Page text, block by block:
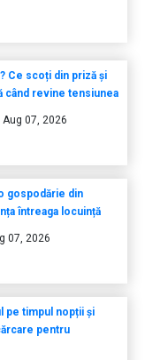
Ce scoți din priză și
când revine tensiunea
Aug 07, 2026
gospodărie din
întreaga locuință
07, 2026
pe timpul nopții și
pentru